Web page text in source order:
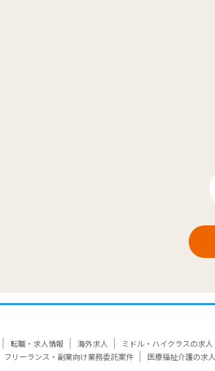
転職・求人情報 海外求人 ミドル・ハイクラスの求人
フリーランス・副業向け業務委託案件 医療福祉介護の求人